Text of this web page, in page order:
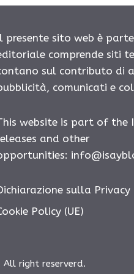
presente sito web è
comprende siti
sul contributo di
comunicati e
website is part of the
and other
sulla Privacy
Policy (UE)
All right reserverd.